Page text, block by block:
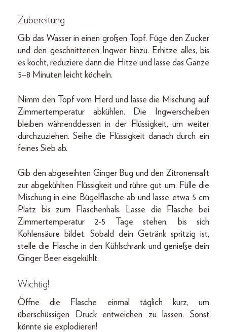
Zubereitung
Gib das Wasser in einen großen Topf. Füge den Zucker
und den geschnittenen Ingwer hinzu. Erhitze alles, bis
es kocht, reduziere dann die Hitze und lasse das Ganze
5–8 Minuten leicht köcheln.
Nimm den Topf vom Herd und lasse die Mischung auf
Zimmertemperatur abkühlen. Die Ingwerscheiben
bleiben währenddessen in der Flüssigkeit, um weiter
durchzuziehen. Seihe die Flüssigkeit danach durch ein
feines Sieb ab.
Gib den abgeseihten Ginger Bug und den Zitronensaft
zur abgekühlten Flüssigkeit und rühre gut um. Fülle die
Mischung in eine Bügelflasche ab und lasse etwa 5 cm
Platz bis zum Flaschenhals. Lasse die Flasche bei
Zimmertemperatur 2-5 Tage stehen, bis sich
Kohlensäure bildet. Sobald dein Getränk spritzig ist,
stelle die Flasche in den Kühlschrank und genieße dein
Ginger Beer eisgekühlt.
Wichtig!
Öffne die Flasche einmal täglich kurz, um
überschüssigen Druck entweichen zu lassen. Sonst
könnte sie explodieren!